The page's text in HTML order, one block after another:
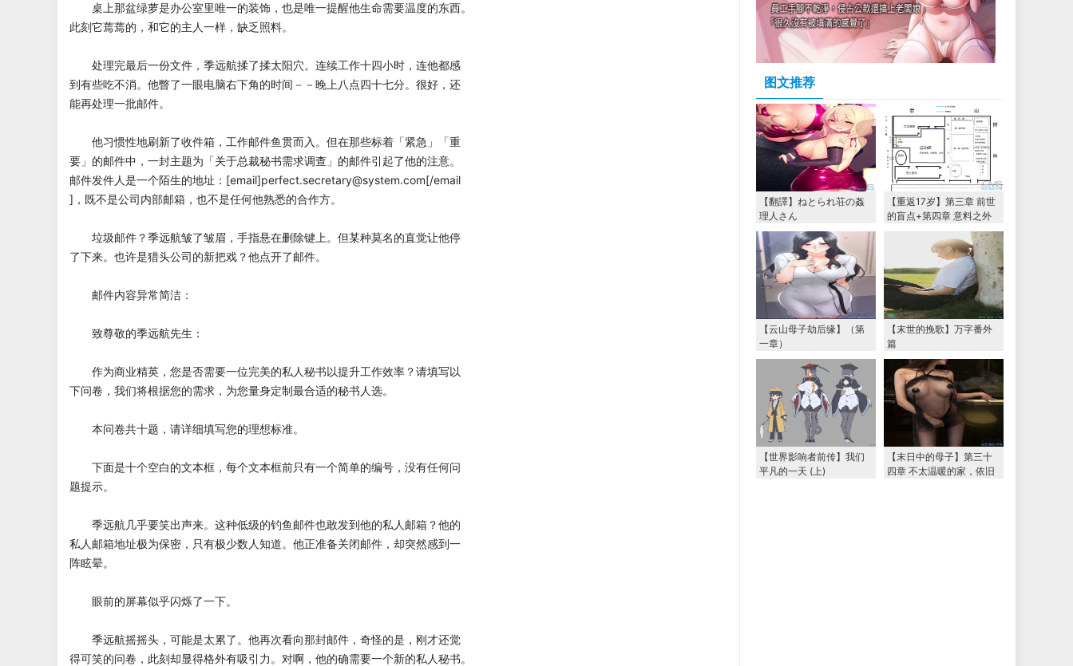
桌上那盆绿萝是办公室里唯一的装饰，也是唯一提醒他生命需要温度的东西。
此刻它蔫蔫的，和它的主人一样，缺乏照料。
处理完最后一份文件，季远航揉了揉太阳穴。连续工作十四小时，连他都感
到有些吃不消。他瞥了一眼电脑右下角的时间－－晚上八点四十七分。很好，还
能再处理一批邮件。
他习惯性地刷新了收件箱，工作邮件鱼贯而入。但在那些标着「紧急」「重
要」的邮件中，一封主题为「关于总裁秘书需求调查」的邮件引起了他的注意。
邮件发件人是一个陌生的地址：[email]perfect.secretary@system.com[/email
]，既不是公司内部邮箱，也不是任何他熟悉的合作方。
垃圾邮件？季远航皱了皱眉，手指悬在删除键上。但某种莫名的直觉让他停
了下来。也许是猎头公司的新把戏？他点开了邮件。
邮件内容异常简洁：
致尊敬的季远航先生：
作为商业精英，您是否需要一位完美的私人秘书以提升工作效率？请填写以
下问卷，我们将根据您的需求，为您量身定制最合适的秘书人选。
本问卷共十题，请详细填写您的理想标准。
下面是十个空白的文本框，每个文本框前只有一个简单的编号，没有任何问
题提示。
季远航几乎要笑出声来。这种低级的钓鱼邮件也敢发到他的私人邮箱？他的
私人邮箱地址极为保密，只有极少数人知道。他正准备关闭邮件，却突然感到一
阵眩晕。
眼前的屏幕似乎闪烁了一下。
季远航摇摇头，可能是太累了。他再次看向那封邮件，奇怪的是，刚才还觉
得可笑的问卷，此刻却显得格外有吸引力。对啊，他的确需要一个新的私人秘书。
图文推荐
【翻譯】ねとられ荘の姦
理人さん
【重返17岁】第三章 前世
的盲点+第四章 意料之外
的相认+番外篇（本文为女
主第一视角，两万字更
【云山母子劫后缘】（第
一章）
【末世的挽歌】万字番外
篇
【世界影响者前传】我们
平凡的一天 (上)
【末日中的母子】第三十
四章 不太温暖的家，依旧